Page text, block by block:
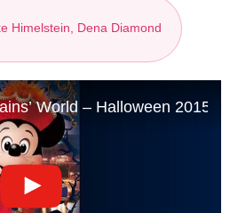
Himelstein, Dena Diamond
World – Halloween 2015